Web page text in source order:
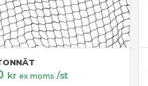
kr ex moms /st